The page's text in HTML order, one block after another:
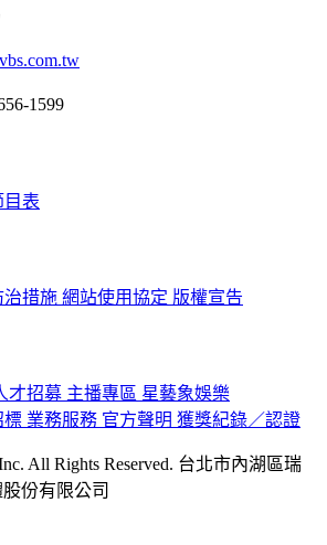
1599
目表
治措施 網站使用協定 版權宣告
才招募 主播專區 星藝象娛樂
標 業務服務 官方聲明 獲獎紀錄／認證
All Rights Reserved. 台北市內湖區瑞
份有限公司